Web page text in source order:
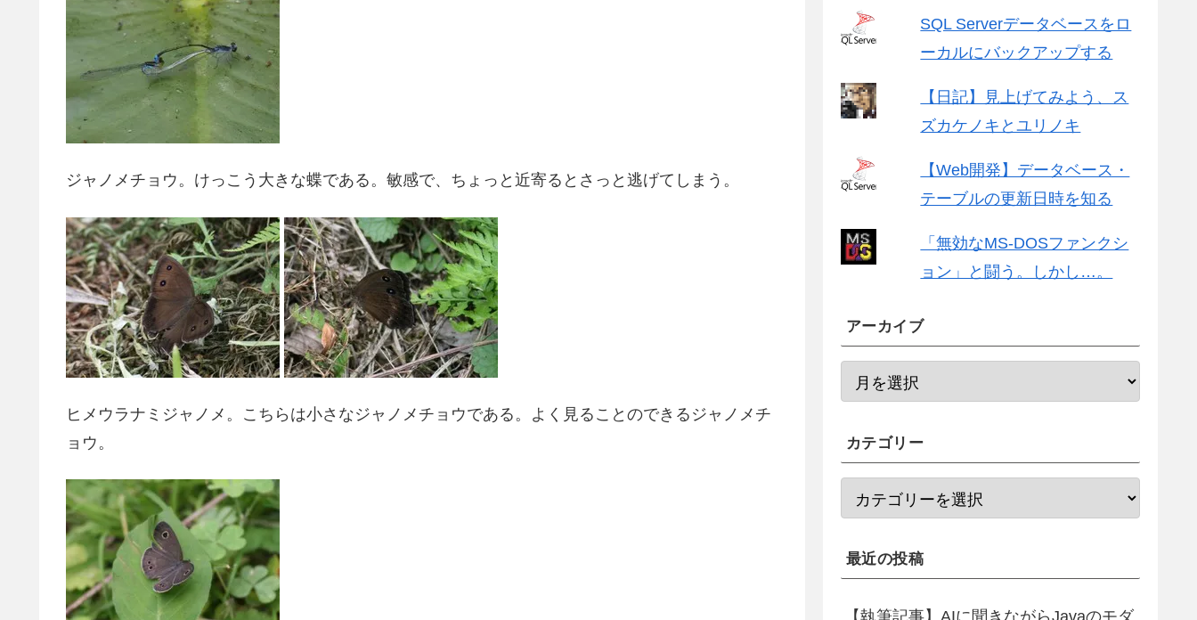
ジャノメチョウ。けっこう大きな蝶である。敏感で、ちょっと近寄るとさっと逃げてしまう。
ヒメウラナミジャノメ。こちらは小さなジャノメチョウである。よく見ることのできるジャノメチ
ョウ。
SQL Serverデータベースをロ
ーカルにバックアップする
【日記】見上げてみよう、ス
ズカケノキとユリノキ
【Web開発】データベース・
テーブルの更新日時を知る
「無効なMS-DOSファンクシ
ョン」と闘う。しかし…。
アーカイブ
カテゴリー
最近の投稿
【執筆記事】AIに聞きながらJavaのモダ